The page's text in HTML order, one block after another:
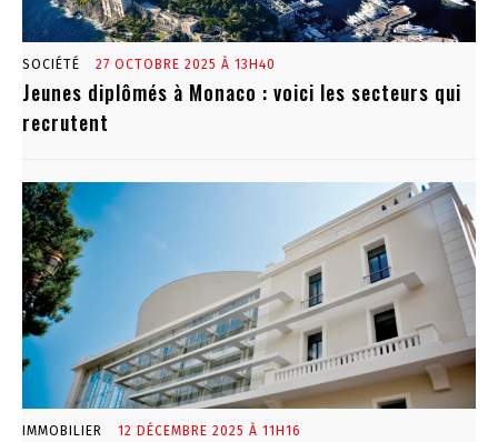
SOCIÉTÉ 27 OCTOBRE 2025 À 13H40
Jeunes diplômés à Monaco : voici les secteurs qui
recrutent
IMMOBILIER 12 DÉCEMBRE 2025 À 11H16